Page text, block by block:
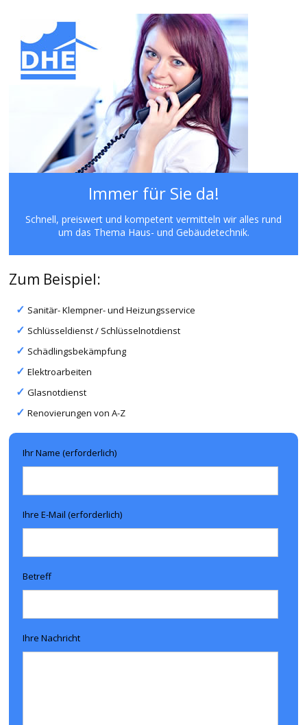
Immer für Sie da!
Schnell, preiswert und kompetent vermitteln wir alles rund
um das Thema Haus- und Gebäudetechnik.
Zum Beispiel:
Sanitär- Klempner- und Heizungsservice
Schlüsseldienst / Schlüsselnotdienst
Schädlingsbekämpfung
Elektroarbeiten
Glasnotdienst
Renovierungen von A-Z
Ihr Name (erforderlich)
Ihre E-Mail (erforderlich)
Betreff
Ihre Nachricht